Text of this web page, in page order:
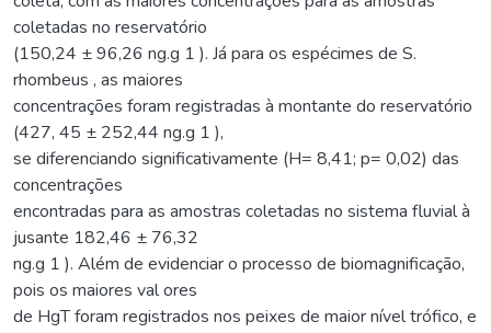
coletadas no reservatório
(150,24 ± 96,26 ng.g 1 ). Já para os espécimes de S.
rhombeus , as maiores
concentrações foram registradas à montante do reservatório
(427, 45 ± 252,44 ng.g 1 ),
se diferenciando significativamente (H= 8,41; p= 0,02) das
concentrações
encontradas para as amostras coletadas no sistema fluvial à
jusante 182,46 ± 76,32
ng.g 1 ). Além de evidenciar o processo de biomagnificação,
pois os maiores val ores
de HgT foram registrados nos peixes de maior nível trófico, e